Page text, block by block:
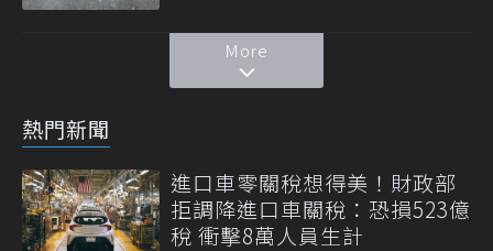
More
熱門新聞
進口車零關稅想得美！財政部
拒調降進口車關稅：恐損523億
稅 衝擊8萬人員生計